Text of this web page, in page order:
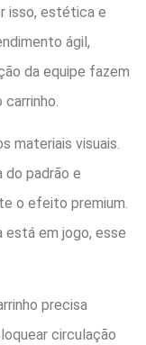
isso, estética e
ágil,
da equipe fazem
materiais visuais.
padrão e
o efeito premium.
está em jogo, esse
precisa
circulação